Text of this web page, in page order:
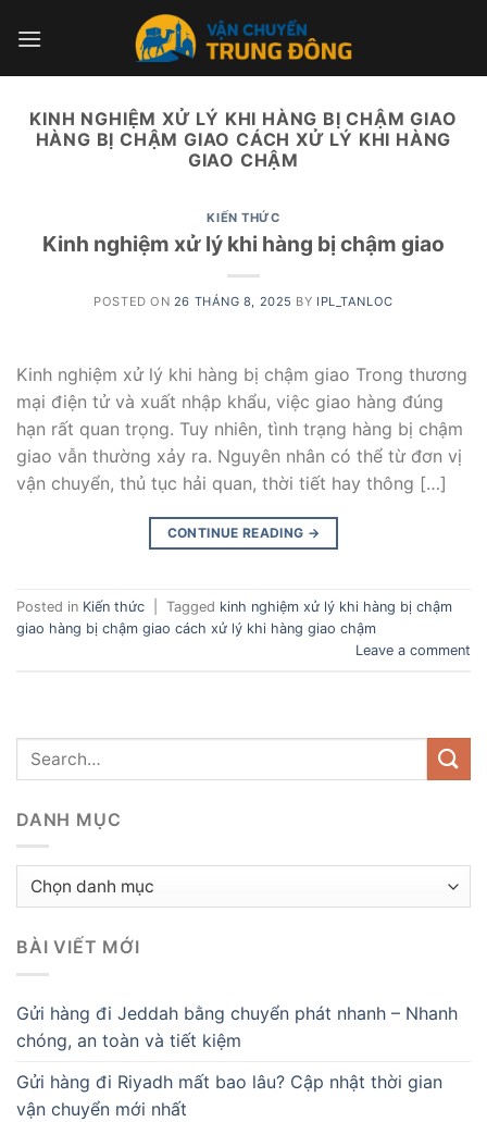
KINH NGHIỆM XỬ LÝ KHI HÀNG BỊ CHẬM GIAO
HÀNG BỊ CHẬM GIAO CÁCH XỬ LÝ KHI HÀNG
GIAO CHẬM
KIẾN THỨC
Kinh nghiệm xử lý khi hàng bị chậm giao
POSTED ON 26 THÁNG 8, 2025 BY IPL_TANLOC
Kinh nghiệm xử lý khi hàng bị chậm giao Trong thương
mại điện tử và xuất nhập khẩu, việc giao hàng đúng
hạn rất quan trọng. Tuy nhiên, tình trạng hàng bị chậm
giao vẫn thường xảy ra. Nguyên nhân có thể từ đơn vị
vận chuyển, thủ tục hải quan, thời tiết hay thông […]
CONTINUE READING →
Posted in Kiến thức Tagged kinh nghiệm xử lý khi hàng bị chậm
giao hàng bị chậm giao cách xử lý khi hàng giao chậm
Leave a comment
DANH MỤC
Danh
BÀI VIẾT MỚI
Gửi hàng đi Jeddah bằng chuyển phát nhanh – Nhanh
chóng, an toàn và tiết kiệm
Gửi hàng đi Riyadh mất bao lâu? Cập nhật thời gian
vận chuyển mới nhất